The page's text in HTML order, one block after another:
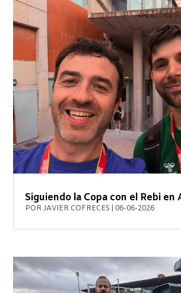
Siguiendo la Copa con el Rebi en
PORJAVIER COFRECES 06-06-2026